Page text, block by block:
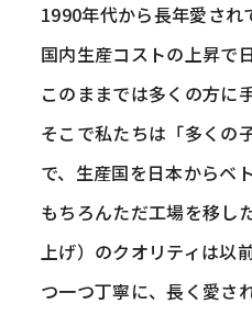
1990年代から長年愛され
国内生産コストの上昇で
このままでは多くの方に
そこで私たちは「多くの
で、生産国を日本からベ
もちろんただ工場を移し
上げ）のクオリティは以
つ一つ丁寧に、長く愛さ